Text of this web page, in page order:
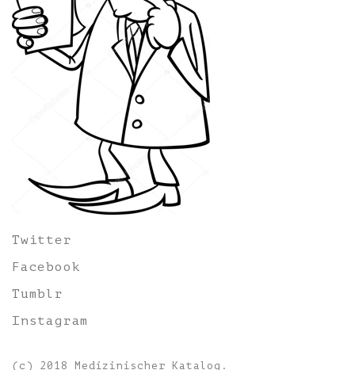
Twitter
Facebook
Tumblr
Instagram
(c) 2018 Medizinischer Katalog.